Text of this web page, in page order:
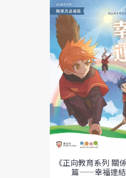
《正向教育系列 關
篇——幸福連結